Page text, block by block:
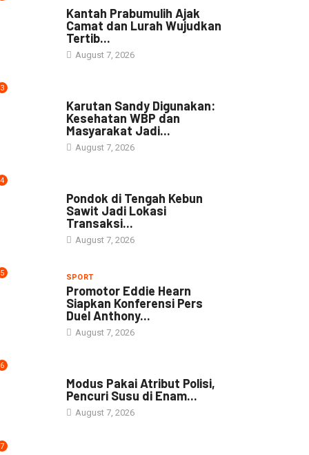
Kantah Prabumulih Ajak
Camat dan Lurah Wujudkan
Tertib...
August 7, 2026
3
Karutan Sandy Digunakan:
Kesehatan WBP dan
Masyarakat Jadi...
August 7, 2026
4
Pondok di Tengah Kebun
Sawit Jadi Lokasi
Transaksi...
August 7, 2026
5 SPORT
Promotor Eddie Hearn
Siapkan Konferensi Pers
Duel Anthony...
August 7, 2026
6
Modus Pakai Atribut Polisi,
Pencuri Susu di Enam...
August 7, 2026
7